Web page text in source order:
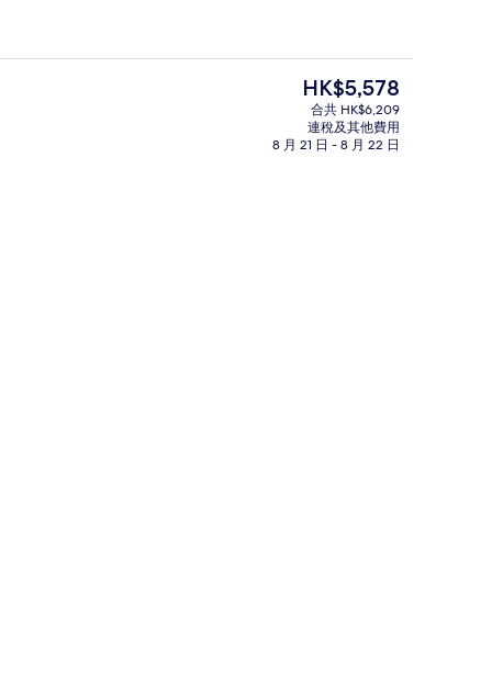
樓梯
現
價
HK$5,578
HK$5,578
合共 HK$6,209
連稅及其他費用
8 月 21 日 - 8 月 22 日